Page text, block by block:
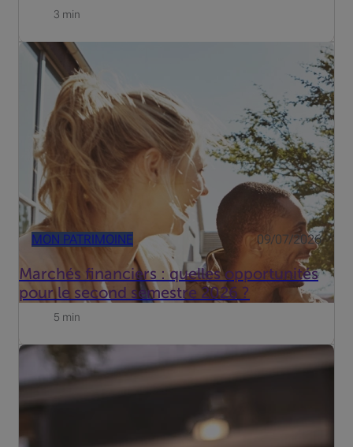
3 min
MON PATRIMOINE 09/07/2026
Marchés financiers : quelles opportunités
pour le second semestre 2026 ?
Entre tensions géopolitiques et révolution de l’IA, les
marchés restent résilients. Quels thèmes privilégier au
second semestre ?
5 min
Partager l’addition d’un restaurant, rembourser un ami
après un week-end ou envoyer de l’argent à un proche n’a
jamais été aussi simple.